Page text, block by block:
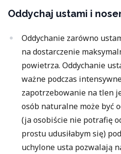
Oddychaj ustami i
Oddychanie zarówno
na dostarczenie
powietrza. Oddychanie
ważne podczas
zapotrzebowanie na tlen
osób naturalne może być
(ja osobiście nie potrafię
prostu udusiłabym się)
uchylone usta pozwalają